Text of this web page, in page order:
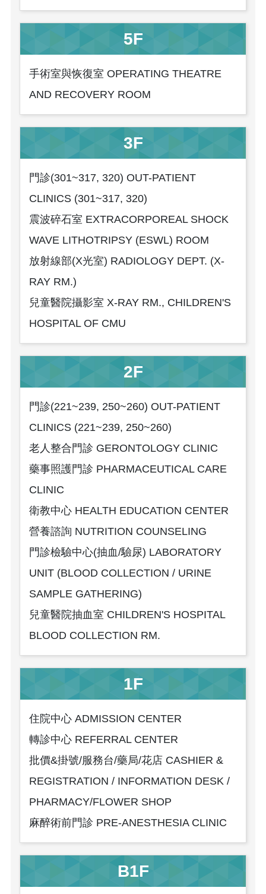
5F
手術室與恢復室 OPERATING THEATRE
AND RECOVERY ROOM
3F
門診(301~317, 320) OUT-PATIENT
CLINICS (301~317, 320)
震波碎石室 EXTRACORPOREAL SHOCK
WAVE LITHOTRIPSY (ESWL) ROOM
放射線部(X光室) RADIOLOGY DEPT. (X-
RAY RM.)
兒童醫院攝影室 X-RAY RM., CHILDREN'S
HOSPITAL OF CMU
2F
門診(221~239, 250~260) OUT-PATIENT
CLINICS (221~239, 250~260)
老人整合門診 GERONTOLOGY CLINIC
藥事照護門診 PHARMACEUTICAL CARE
CLINIC
衛教中心 HEALTH EDUCATION CENTER
營養諮詢 NUTRITION COUNSELING
門診檢驗中心(抽血/驗尿) LABORATORY
UNIT (BLOOD COLLECTION / URINE
SAMPLE GATHERING)
兒童醫院抽血室 CHILDREN'S HOSPITAL
BLOOD COLLECTION RM.
1F
住院中心 ADMISSION CENTER
轉診中心 REFERRAL CENTER
批價&掛號/服務台/藥局/花店 CASHIER &
REGISTRATION / INFORMATION DESK /
PHARMACY/FLOWER SHOP
麻醉術前門診 PRE-ANESTHESIA CLINIC
B1F